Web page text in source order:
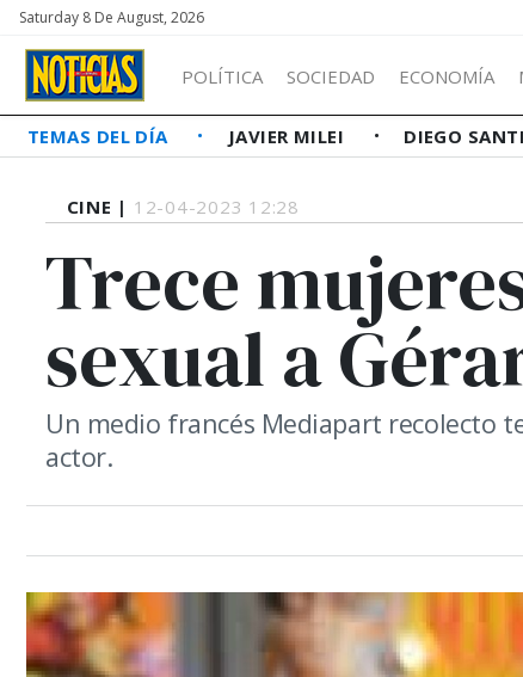
Saturday 8 De August, 2026
POLÍTICA SOCIEDAD ECONOMÍA
TEMAS DEL DÍA JAVIER MILEI DIEGO
CINE | 12-04-2023 12:28
Trece
sexual a
Un medio francés Mediapart recolecto
actor.